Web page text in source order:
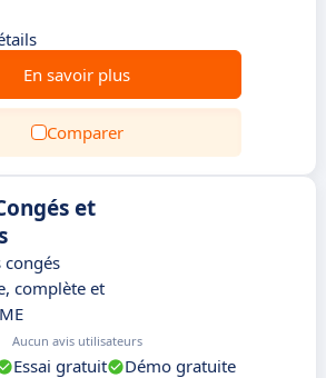
En savoir plus
Comparer
et
congés
complète et
Aucun avis utilisateurs
Essai gratuit
Démo gratuite